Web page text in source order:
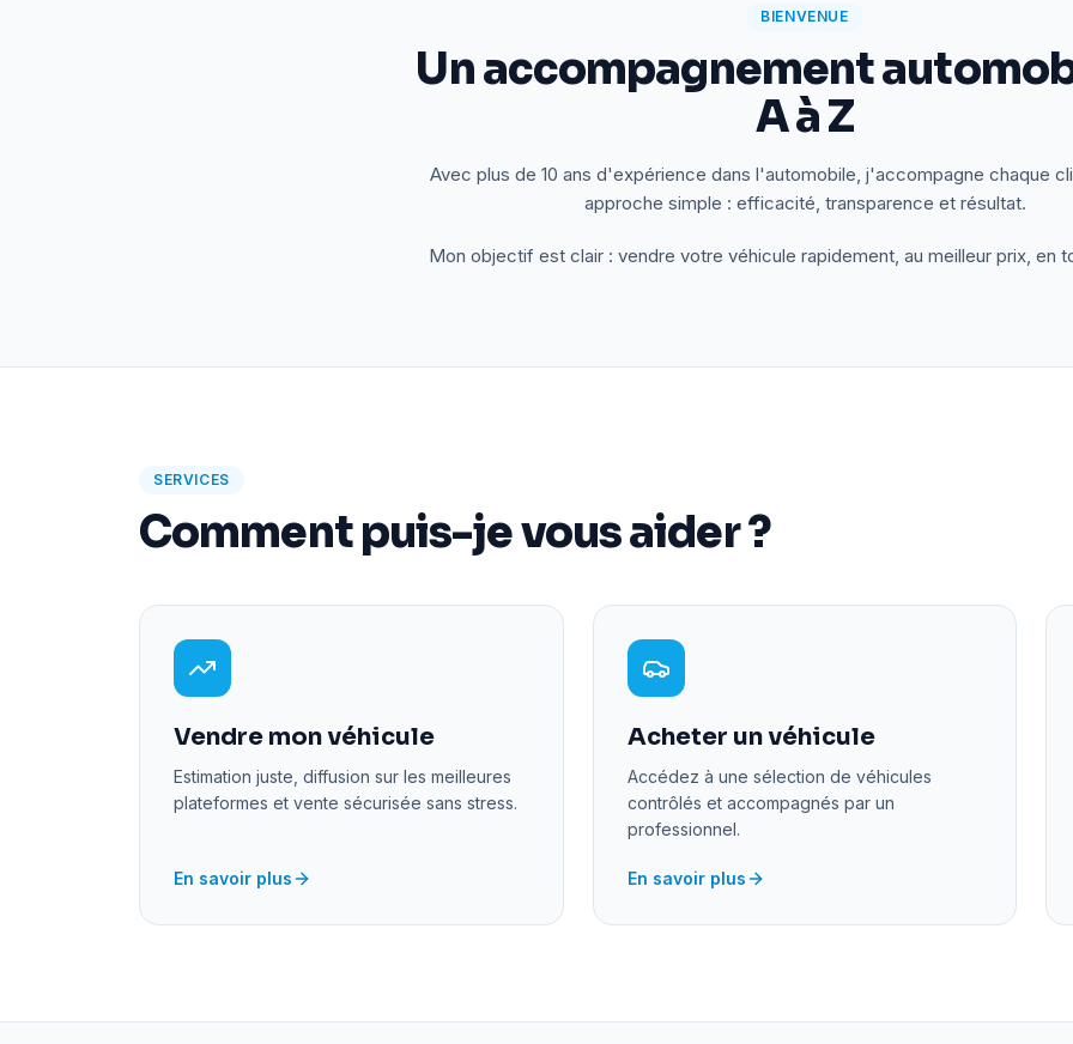
BIENVENUE
Un accompagnement
A à Z
Avec plus de 10 ans d'expérience dans l'automobile, j'accompagne chaque
approche simple : efficacité, transparence et résultat.
Mon objectif est clair : vendre votre véhicule rapidement, au meilleur prix, en
SERVICES
Comment puis-je vous aider ?
Vendre mon véhicule
Estimation juste, diffusion sur les meilleures
plateformes et vente sécurisée sans stress.
En savoir plus
Acheter un véhicule
Accédez à une sélection de véhicules
contrôlés et accompagnés par un
professionnel.
En savoir plus